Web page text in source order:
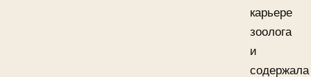
карьере
зоолога
и
содержала